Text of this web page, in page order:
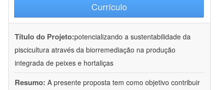
Currículo
Título do Projeto:potencializando a sustentabilidade da
piscicultura através da biorremediação na produção
integrada de peixes e hortaliças
Resumo: A presente proposta tem como objetivo contribuir